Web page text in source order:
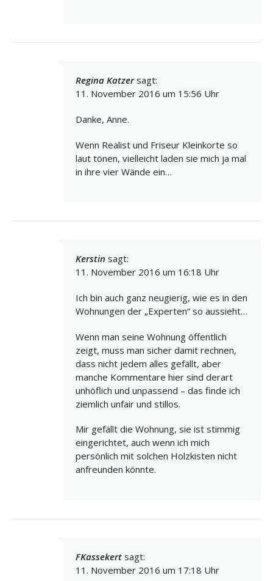
Regina Katzer sagt:
11. November 2016 um 15:56 Uhr
Danke, Anne.
Wenn Realist und Friseur Kleinkorte so
laut tönen, vielleicht laden sie mich ja mal
in ihre vier Wände ein…
Kerstin sagt:
11. November 2016 um 16:18 Uhr
Ich bin auch ganz neugierig, wie es in den
Wohnungen der „Experten“ so aussieht…
Wenn man seine Wohnung öffentlich
zeigt, muss man sicher damit rechnen,
dass nicht jedem alles gefällt, aber
manche Kommentare hier sind derart
unhöflich und unpassend – das finde ich
ziemlich unfair und stillos.
Mir gefällt die Wohnung, sie ist stimmig
eingerichtet, auch wenn ich mich
persönlich mit solchen Holzkisten nicht
anfreunden könnte.
FKassekert sagt:
11. November 2016 um 17:18 Uhr